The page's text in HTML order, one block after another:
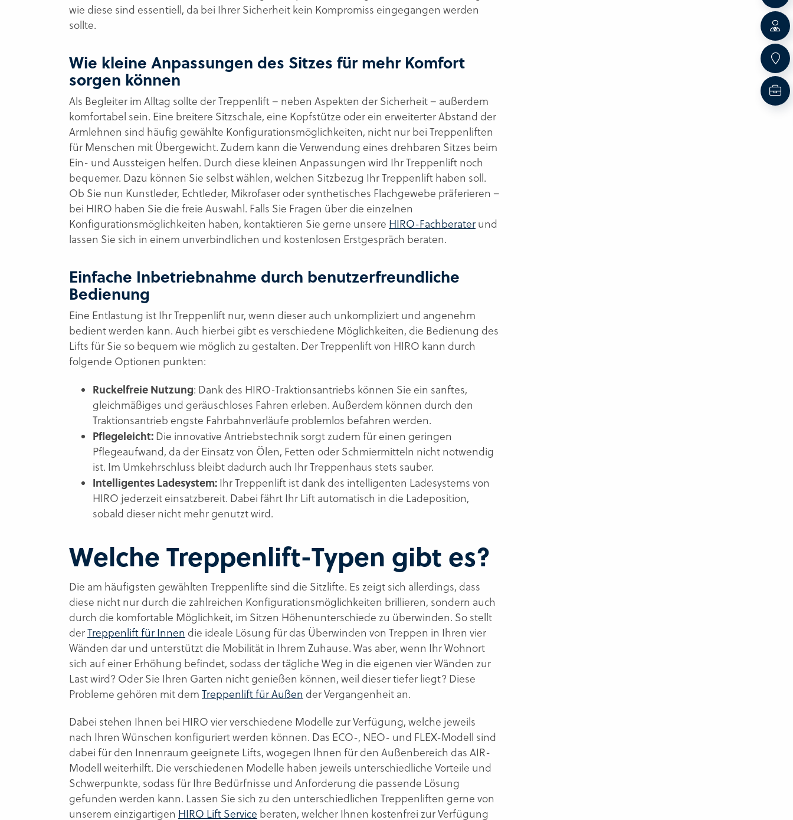
wie diese sind essentiell, da bei Ihrer Sicherheit kein Kompromiss eingegangen werden
sollte.
Wie kleine Anpassungen des Sitzes für mehr Komfort
sorgen können
Als Begleiter im Alltag sollte der Treppenlift – neben Aspekten der Sicherheit – außerdem
komfortabel sein. Eine breitere Sitzschale, eine Kopfstütze oder ein erweiterter Abstand der
Armlehnen sind häufig gewählte Konfigurationsmöglichkeiten, nicht nur bei Treppenliften
für Menschen mit Übergewicht. Zudem kann die Verwendung eines drehbaren Sitzes beim
Ein- und Aussteigen helfen. Durch diese kleinen Anpassungen wird Ihr Treppenlift noch
bequemer. Dazu können Sie selbst wählen, welchen Sitzbezug Ihr Treppenlift haben soll.
Ob Sie nun Kunstleder, Echtleder, Mikrofaser oder synthetisches Flachgewebe präferieren –
bei HIRO haben Sie die freie Auswahl. Falls Sie Fragen über die einzelnen
Konfigurationsmöglichkeiten haben, kontaktieren Sie gerne unsere HIRO-Fachberater und
lassen Sie sich in einem unverbindlichen und kostenlosen Erstgespräch beraten.
Einfache Inbetriebnahme durch benutzerfreundliche
Bedienung
Eine Entlastung ist Ihr Treppenlift nur, wenn dieser auch unkompliziert und angenehm
bedient werden kann. Auch hierbei gibt es verschiedene Möglichkeiten, die Bedienung des
Lifts für Sie so bequem wie möglich zu gestalten. Der Treppenlift von HIRO kann durch
folgende Optionen punkten:
Ruckelfreie Nutzung: Dank des HIRO-Traktionsantriebs können Sie ein sanftes,
gleichmäßiges und geräuschloses Fahren erleben. Außerdem können durch den
Traktionsantrieb engste Fahrbahnverläufe problemlos befahren werden.
Pflegeleicht: Die innovative Antriebstechnik sorgt zudem für einen geringen
Pflegeaufwand, da der Einsatz von Ölen, Fetten oder Schmiermitteln nicht notwendig
ist. Im Umkehrschluss bleibt dadurch auch Ihr Treppenhaus stets sauber.
Intelligentes Ladesystem: Ihr Treppenlift ist dank des intelligenten Ladesystems von
HIRO jederzeit einsatzbereit. Dabei fährt Ihr Lift automatisch in die Ladeposition,
sobald dieser nicht mehr genutzt wird.
Welche Treppenlift-Typen gibt es?
Die am häufigsten gewählten Treppenlifte sind die Sitzlifte. Es zeigt sich allerdings, dass
diese nicht nur durch die zahlreichen Konfigurationsmöglichkeiten brillieren, sondern auch
durch die komfortable Möglichkeit, im Sitzen Höhenunterschiede zu überwinden. So stellt
derTreppenlift für Innen die ideale Lösung für das Überwinden von Treppen in Ihren vier
Wänden dar und unterstützt die Mobilität in Ihrem Zuhause. Was aber, wenn Ihr Wohnort
sich auf einer Erhöhung befindet, sodass der tägliche Weg in die eigenen vier Wänden zur
Last wird? Oder Sie Ihren Garten nicht genießen können, weil dieser tiefer liegt? Diese
Probleme gehören mit dem Treppenlift für Außen der Vergangenheit an.
Dabei stehen Ihnen bei HIRO vier verschiedene Modelle zur Verfügung, welche jeweils
nach Ihren Wünschen konfiguriert werden können. Das ECO-, NEO- und FLEX-Modell sind
dabei für den Innenraum geeignete Lifts, wogegen Ihnen für den Außenbereich das AIR-
Modell weiterhilft. Die verschiedenen Modelle haben jeweils unterschiedliche Vorteile und
Schwerpunkte, sodass für Ihre Bedürfnisse und Anforderung die passende Lösung
gefunden werden kann. Lassen Sie sich zu den unterschiedlichen Treppenliften gerne von
unserem einzigartigen HIRO Lift Service beraten, welcher Ihnen kostenfrei zur Verfügung